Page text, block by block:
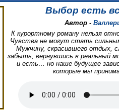
Выбор есть
Автор -
К курортному роману нельзя
Чувства не могут стать
Мужчину, скрасившего отдых,
забыть, вернувшись в реальный
и есть… но наше будущее
которые мы